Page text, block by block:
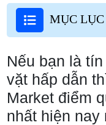
MỤC LỤC
Nếu bạn là
vặt hấp dẫn
Market điểm
nhất hiện nay